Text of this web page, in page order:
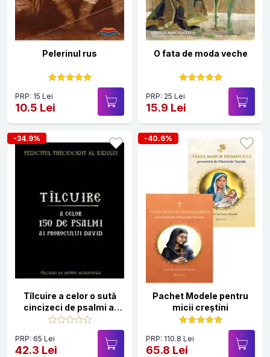
Pelerinul rus
PRP: 15 Lei
10.5 Lei
O fata de moda veche
PRP: 25 Lei
15.9 Lei
-34.9%
Tîlcuire a celor o sută
cincizeci de psalmi ai
Prorocului Împărat
PRP: 65 Lei
42.3 Lei
-40.6%
Pachet Modele pentru
micii creștini
PRP: 110.8 Lei
65.8 Lei